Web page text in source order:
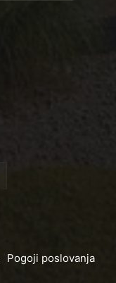
Pogoji poslovanja